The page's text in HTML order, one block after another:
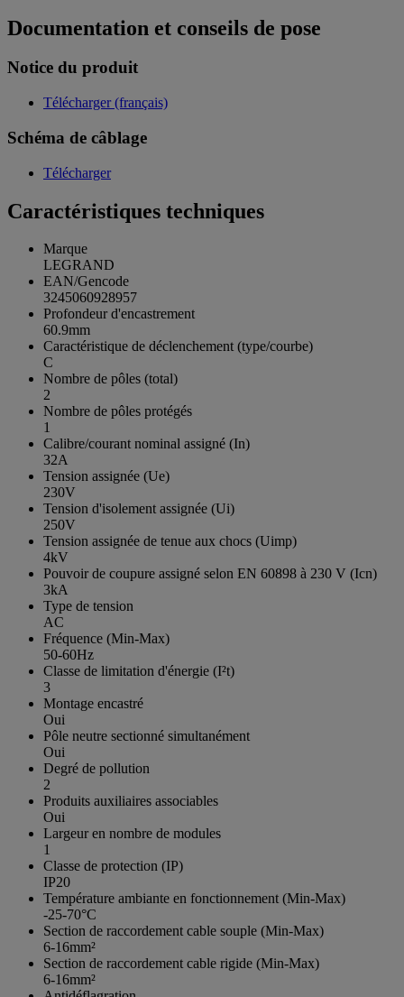
Documentation et conseils de pose
Notice du produit
Télécharger (français)
Schéma de câblage
Télécharger
Caractéristiques techniques
Marque
LEGRAND
EAN/Gencode
3245060928957
Profondeur d'encastrement
60.9mm
Caractéristique de déclenchement (type/courbe)
C
Nombre de pôles (total)
2
Nombre de pôles protégés
1
Calibre/courant nominal assigné (In)
32A
Tension assignée (Ue)
230V
Tension d'isolement assignée (Ui)
250V
Tension assignée de tenue aux chocs (Uimp)
4kV
Pouvoir de coupure assigné selon EN 60898 à 230 V (Icn)
3kA
Type de tension
AC
Fréquence (Min-Max)
50-60Hz
Classe de limitation d'énergie (I²t)
3
Montage encastré
Oui
Pôle neutre sectionné simultanément
Oui
Degré de pollution
2
Produits auxiliaires associables
Oui
Largeur en nombre de modules
1
Classe de protection (IP)
IP20
Température ambiante en fonctionnement (Min-Max)
-25-70°C
Section de raccordement cable souple (Min-Max)
6-16mm²
Section de raccordement cable rigide (Min-Max)
6-16mm²